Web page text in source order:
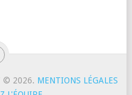
© 2026. MENTIONS LÉGALES